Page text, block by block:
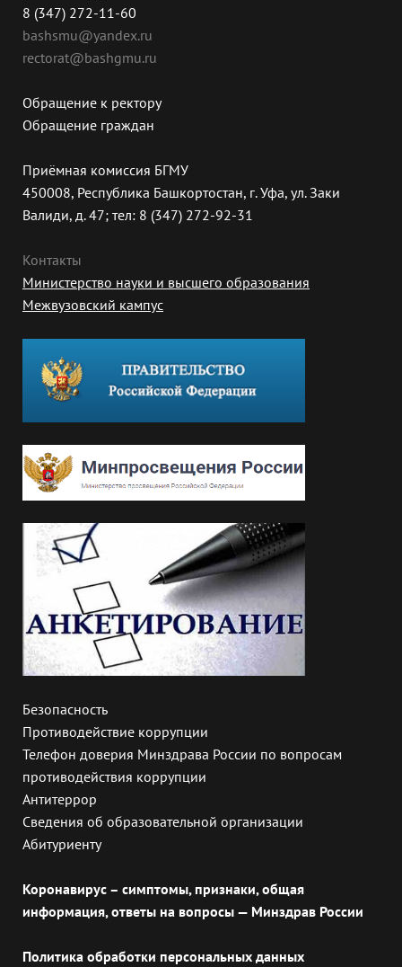
8 (347) 272-11-60
bashsmu@yandex.ru
rectorat@bashgmu.ru
Обращение к ректору
Обращение граждан
Приёмная комиссия БГМУ
450008, Республика Башкортостан, г. Уфа, ул. Заки
Валиди, д. 47; тел: 8 (347) 272-92-31
Контакты
Министерство науки и высшего образования
Межвузовский кампус
Безопасность
Противодействие коррупции
Телефон доверия Минздрава России по вопросам
противодействия коррупции
Антитеррор
Сведения об образовательной организации
Абитуриенту
Коронавирус – симптомы, признаки, общая
информация, ответы на вопросы — Минздрав России
Политика обработки персональных данных